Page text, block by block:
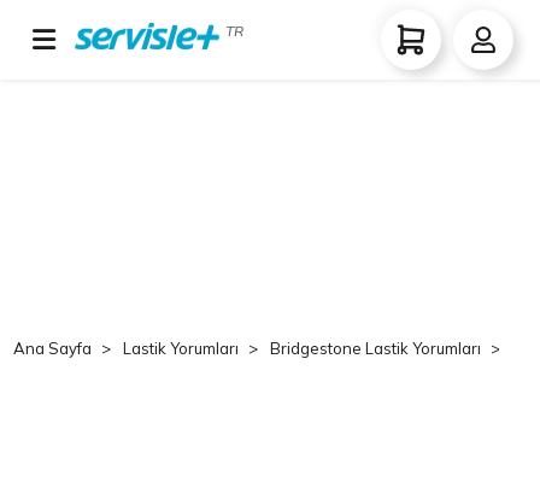
TR
Ana Sayfa Lastik Yorumları Bridgestone Lastik Yorumları